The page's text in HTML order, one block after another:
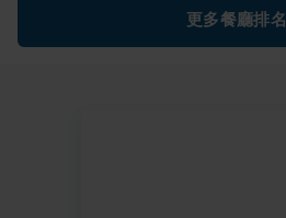
更多餐廳排名